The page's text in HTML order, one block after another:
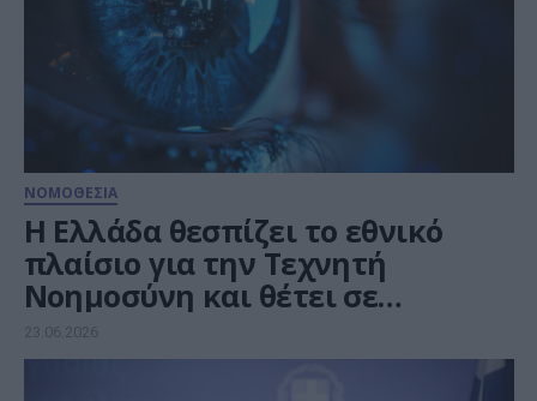
ΝΟΜΟΘΕΣΙΑ
Η Ελλάδα θεσπίζει το εθνικό
πλαίσιο για την Τεχνητή
Νοημοσύνη και θέτει σε
εφαρμογή το AI Act
23.06.2026